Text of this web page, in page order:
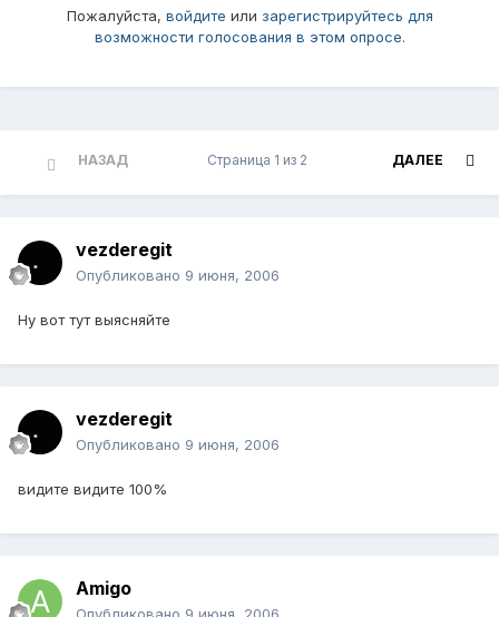
Пожалуйста, войдите или зарегистрируйтесь для
возможности голосования в этом опросе.
НАЗАД ДАЛЕЕ
Страница 1 из 2
vezderegit
Опубликовано 9 июня, 2006
Ну вот тут выясняйте
vezderegit
Опубликовано 9 июня, 2006
видите видите 100%
Amigo